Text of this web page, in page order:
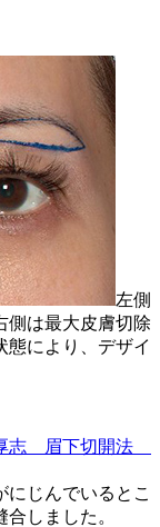
左側
側は最大皮膚切除
態により、デザイ
じんでいるとこ
しました。